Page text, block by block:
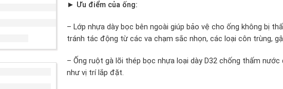
► Ưu điểm của ống:
– Lớp nhựa dày bọc bên ngoài giúp bảo vệ cho ống không bị
tránh tác động từ các va chạm sắc nhọn, các loại côn trùng,
– Ống ruột gà lõi thép bọc nhựa loại dày D32 chống thấm
như vị trí lắp đặt.